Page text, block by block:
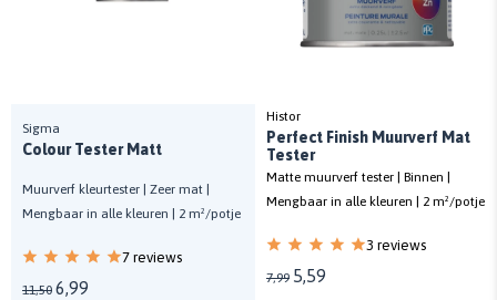
Sigma
Colour Tester Matt
Muurverf kleurtester | Zeer mat |
Mengbaar in alle kleuren | 2 m²/potje
7 reviews
11,50 6,99
Histor
Perfect Finish Muurverf Mat
Tester
Matte muurverf tester | Binnen |
Mengbaar in alle kleuren | 2 m²/potje
3 reviews
7,99 5,59